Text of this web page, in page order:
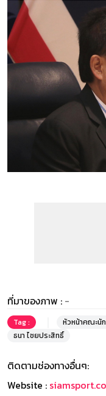
ที่มาของภาพ : -
Tag : หัวหน้าคณะนั
ธนา ไชยประสิทธิ์
ติดตามช่องทางอื่นๆ:
Website :